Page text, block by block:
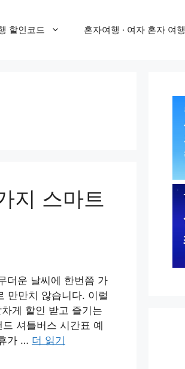
할인코드 혼자여행 · 여자 혼자 여행
지 스마트
더운 날씨에 한번쯤 가
만만치 않습니다. 이럴
게 할인 받고 즐기는
셔틀버스 시간표 예
가 … 더 읽기